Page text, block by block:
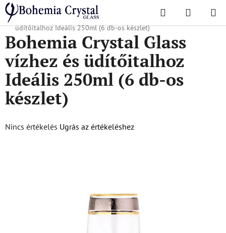
Ugrás
fő
tartalomhoz
Keresés KOSÁR
Kezdőlap
/ Népszerű kollekciók / 43249
Bohemia Crystal Glass vízhez és
üdítőitalhoz Ideális 250ml (6 db-os készlet)
Bohemia Crystal Glass
vízhez és üdítőitalhoz
Ideális 250ml (6 db-os
készlet)
A
Nincs értékelés Ugrás az értékeléshez